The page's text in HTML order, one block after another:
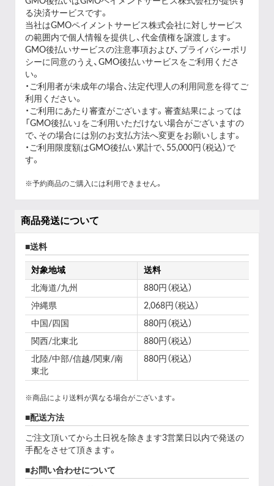
る決済サービスです。
当社はGMOペイメントサービス株式会社に対しサービス
の範囲内で個人情報を提供し、代金債権を譲渡します。
GMO後払いサービスの注意事項および、 プライバシーポリ
シーに同意のうえ、GMO後払いサービスをご利用くださ
い。
・ご利用者が未成年の場合、法定代理人の利用同意を得てご
利用ください。
・ご利用にあたり審査がございます。審査結果によっては
「GMO後払い」をご利用いただけない場合がございますの
で、その場合には別のお支払方法へ変更をお願いします。
・ご利用限度額はGMO後払い累計で、55,000円（税込）で
す。
※予約商品のご購入には利用できません。
商品発送について
送料
対象地域 送料
北海道/九州 880円（税込）
沖縄県 2,068円（税込）
中国/四国 880円（税込）
関西/北東北 880円（税込）
北陸/中部/信越/関東/南
東北
880円（税込）
※商品により送料が異なる場合がございます。
配送方法
ご注文頂いてから土日祝を除きます3営業日以内で発送の
手配をさせて頂きます。
お問い合わせについて